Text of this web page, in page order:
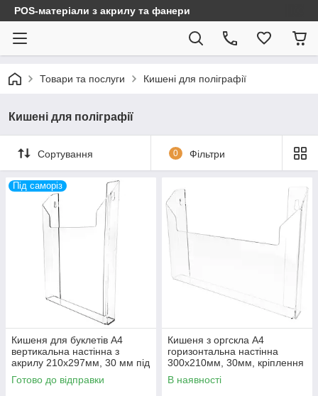
POS-матеріали з акрилу та фанери
Товари та послуги Кишені для поліграфії
Кишені для поліграфії
Сортування 0 Фільтри
Під саморіз
Кишеня для буклетів А4
вертикальна настінна з
акрилу 210х297мм, 30 мм під
саморіз
Готово до відправки
Кишеня з оргскла А4
горизонтальна настінна
300х210мм, 30мм, кріплення
під саморіз
В наявності